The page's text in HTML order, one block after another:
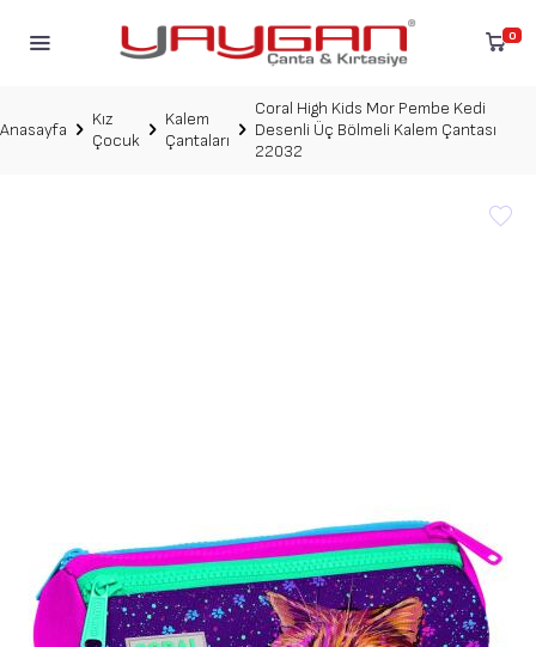
0
Anasayfa
Kız
Çocuk
Kalem
Çantaları
Coral High Kids Mor Pembe Kedi
Desenli Üç Bölmeli Kalem Çantası
22032